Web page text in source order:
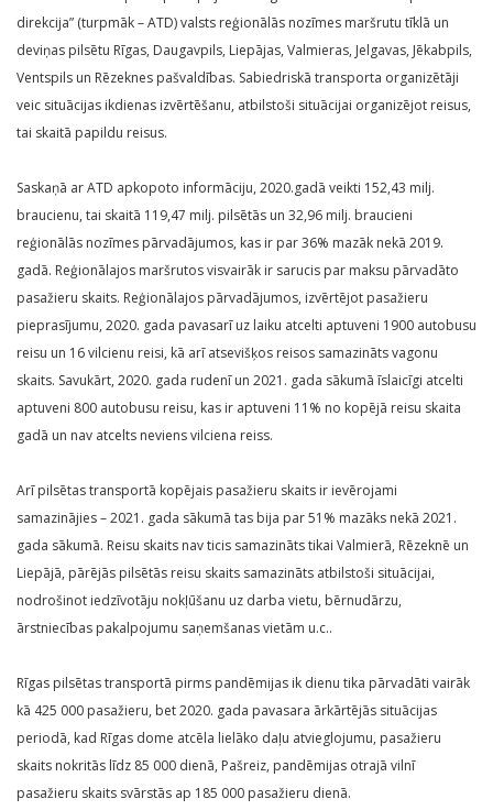
direkcija” (turpmāk – ATD) valsts reģionālās nozīmes maršrutu tīklā un
deviņas pilsētu Rīgas, Daugavpils, Liepājas, Valmieras, Jelgavas, Jēkabpils,
Ventspils un Rēzeknes pašvaldības. Sabiedriskā transporta organizētāji
veic situācijas ikdienas izvērtēšanu, atbilstoši situācijai organizējot reisus,
tai skaitā papildu reisus.
Saskaņā ar ATD apkopoto informāciju, 2020.gadā veikti 152,43 milj.
braucienu, tai skaitā 119,47 milj. pilsētās un 32,96 milj. braucieni
reģionālās nozīmes pārvadājumos, kas ir par 36% mazāk nekā 2019.
gadā. Reģionālajos maršrutos visvairāk ir sarucis par maksu pārvadāto
pasažieru skaits. Reģionālajos pārvadājumos, izvērtējot pasažieru
pieprasījumu, 2020. gada pavasarī uz laiku atcelti aptuveni 1900 autobusu
reisu un 16 vilcienu reisi, kā arī atsevišķos reisos samazināts vagonu
skaits. Savukārt, 2020. gada rudenī un 2021. gada sākumā īslaicīgi atcelti
aptuveni 800 autobusu reisu, kas ir aptuveni 11% no kopējā reisu skaita
gadā un nav atcelts neviens vilciena reiss.
Arī pilsētas transportā kopējais pasažieru skaits ir ievērojami
samazinājies – 2021. gada sākumā tas bija par 51% mazāks nekā 2021.
gada sākumā. Reisu skaits nav ticis samazināts tikai Valmierā, Rēzeknē un
Liepājā, pārējās pilsētās reisu skaits samazināts atbilstoši situācijai,
nodrošinot iedzīvotāju nokļūšanu uz darba vietu, bērnudārzu,
ārstniecības pakalpojumu saņemšanas vietām u.c..
Rīgas pilsētas transportā pirms pandēmijas ik dienu tika pārvadāti vairāk
kā 425 000 pasažieru, bet 2020. gada pavasara ārkārtējās situācijas
periodā, kad Rīgas dome atcēla lielāko daļu atvieglojumu, pasažieru
skaits nokritās līdz 85 000 dienā, Pašreiz, pandēmijas otrajā vilnī
pasažieru skaits svārstās ap 185 000 pasažieru dienā.